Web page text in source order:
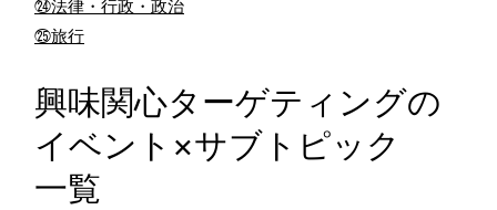
㉔法律・行政・政治
㉕旅行
興味関心ターゲティングの
イベント×サブトピック
一覧